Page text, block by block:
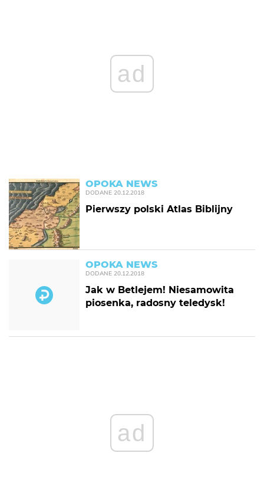
ad
OPOKA NEWS
DODANE 20.12.2018
Pierwszy polski Atlas Biblijny
OPOKA NEWS
DODANE 20.12.2018
Jak w Betlejem! Niesamowita
piosenka, radosny teledysk!
ad